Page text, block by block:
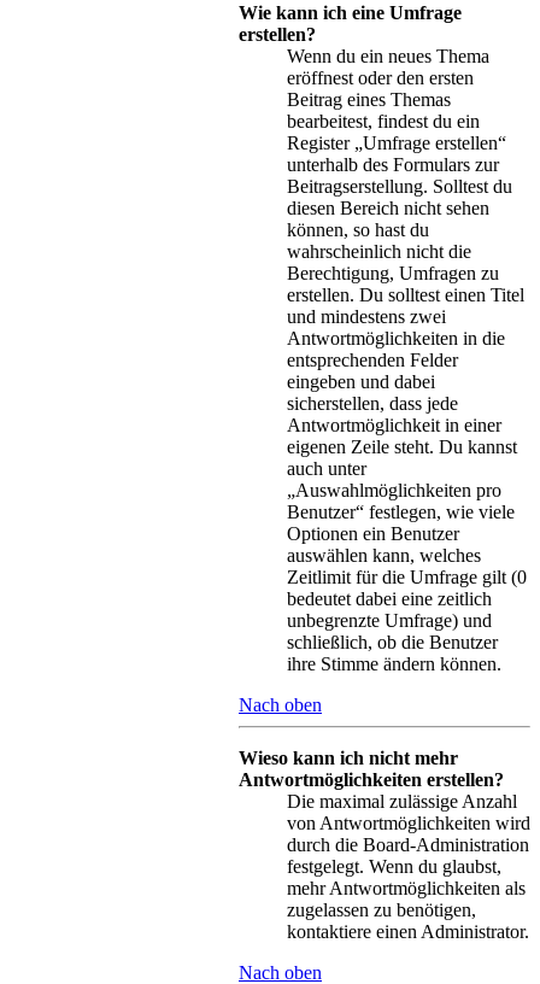
Wie kann ich eine Umfrage
erstellen?
Wenn du ein neues Thema
eröffnest oder den ersten
Beitrag eines Themas
bearbeitest, findest du ein
Register „Umfrage erstellen“
unterhalb des Formulars zur
Beitragserstellung. Solltest du
diesen Bereich nicht sehen
können, so hast du
wahrscheinlich nicht die
Berechtigung, Umfragen zu
erstellen. Du solltest einen Titel
und mindestens zwei
Antwortmöglichkeiten in die
entsprechenden Felder
eingeben und dabei
sicherstellen, dass jede
Antwortmöglichkeit in einer
eigenen Zeile steht. Du kannst
auch unter
„Auswahlmöglichkeiten pro
Benutzer“ festlegen, wie viele
Optionen ein Benutzer
auswählen kann, welches
Zeitlimit für die Umfrage gilt (0
bedeutet dabei eine zeitlich
unbegrenzte Umfrage) und
schließlich, ob die Benutzer
ihre Stimme ändern können.
Nach oben
Wieso kann ich nicht mehr
Antwortmöglichkeiten erstellen?
Die maximal zulässige Anzahl
von Antwortmöglichkeiten wird
durch die Board-Administration
festgelegt. Wenn du glaubst,
mehr Antwortmöglichkeiten als
zugelassen zu benötigen,
kontaktiere einen Administrator.
Nach oben